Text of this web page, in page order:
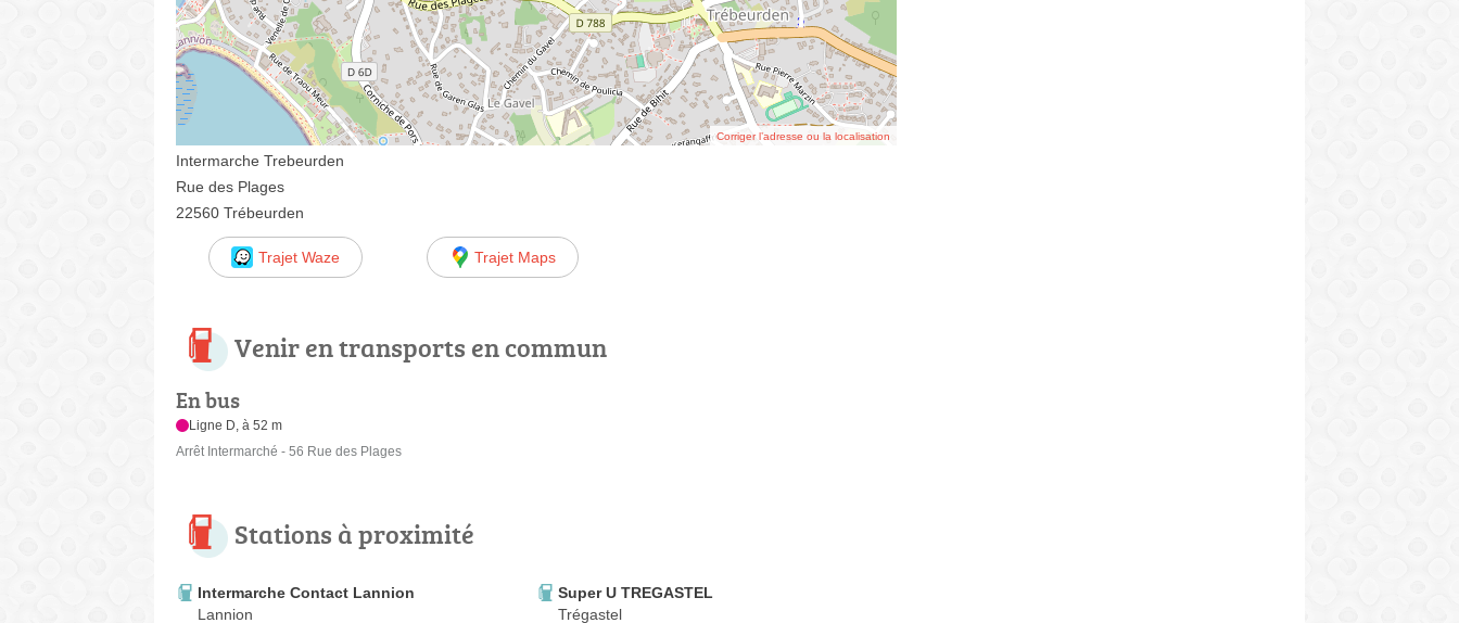
Corriger l’adresse ou la localisation
Intermarche Trebeurden
Rue des Plages
22560 Trébeurden
Trajet Waze Trajet Maps
Venir en transports en commun
En bus
Ligne D, à 52 m
Arrêt Intermarché - 56 Rue des Plages
Stations à proximité
Intermarche Contact Lannion
Lannion
Super U TREGASTEL
Trégastel